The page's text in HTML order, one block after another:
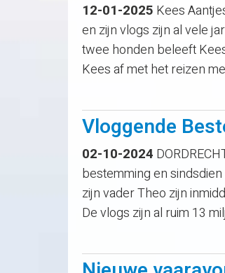
12-01-2025 Kees
en zijn vlogs zijn al vele
twee honden beleeft
Kees af met het reizen
Vloggende
02-10-2024
bestemming en
zijn vader Theo zijn
De vlogs zijn al ruim 13